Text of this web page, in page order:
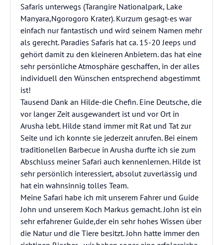
Safaris unterwegs (Tarangire Nationalpark, Lake
Manyara,Ngorogoro Krater). Kurzum gesagt-es war
einfach nur fantastisch und wird seinem Namen mehr
als gerecht. Paradies Safaris hat ca. 15-20 Jeeps und
gehört damit zu den kleineren Anbietern. das hat eine
sehr persönliche Atmosphäre geschaffen, in der alles
individuell den Wünschen entsprechend abgestimmt
ist!
Tausend Dank an Hilde-die Chefin. Eine Deutsche, die
vor langer Zeit ausgewandert ist und vor Ort in
Arusha lebt. Hilde stand immer mit Rat und Tat zur
Seite und ich konnte sie jederzeit anrufen. Bei einem
traditionellen Barbecue in Arusha durfte ich sie zum
Abschluss meiner Safari auch kennenlernen. Hilde ist
sehr persönlich interessiert, absolut zuverlässig und
hat ein wahnsinnig tolles Team.
Meine Safari habe ich mit unserem Fahrer und Guide
John und unserem Koch Markus gemacht. John ist ein
sehr erfahrener Guide,der ein sehr hohes Wissen über
die Natur und die Tiere besitzt. John hatte immer den